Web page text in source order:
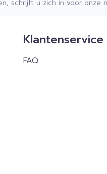
schrijft u zich in voor onze
Klantenservice
FAQ